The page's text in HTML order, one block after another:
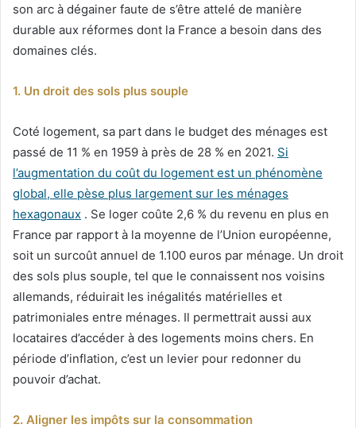
son arc à dégainer faute de s’être attelé de manière
durable aux réformes dont la France a besoin dans des
domaines clés.
1. Un droit des sols plus souple
Coté logement, sa part dans le budget des ménages est
passé de 11 % en 1959 à près de 28 % en 2021. Si
l’augmentation du coût du logement est un phénomène
global, elle pèse plus largement sur les ménages
hexagonaux . Se loger coûte 2,6 % du revenu en plus en
France par rapport à la moyenne de l’Union européenne,
soit un surcoût annuel de 1.100 euros par ménage. Un droit
des sols plus souple, tel que le connaissent nos voisins
allemands, réduirait les inégalités matérielles et
patrimoniales entre ménages. Il permettrait aussi aux
locataires d’accéder à des logements moins chers. En
période d’inflation, c’est un levier pour redonner du
pouvoir d’achat.
2. Aligner les impôts sur la consommation